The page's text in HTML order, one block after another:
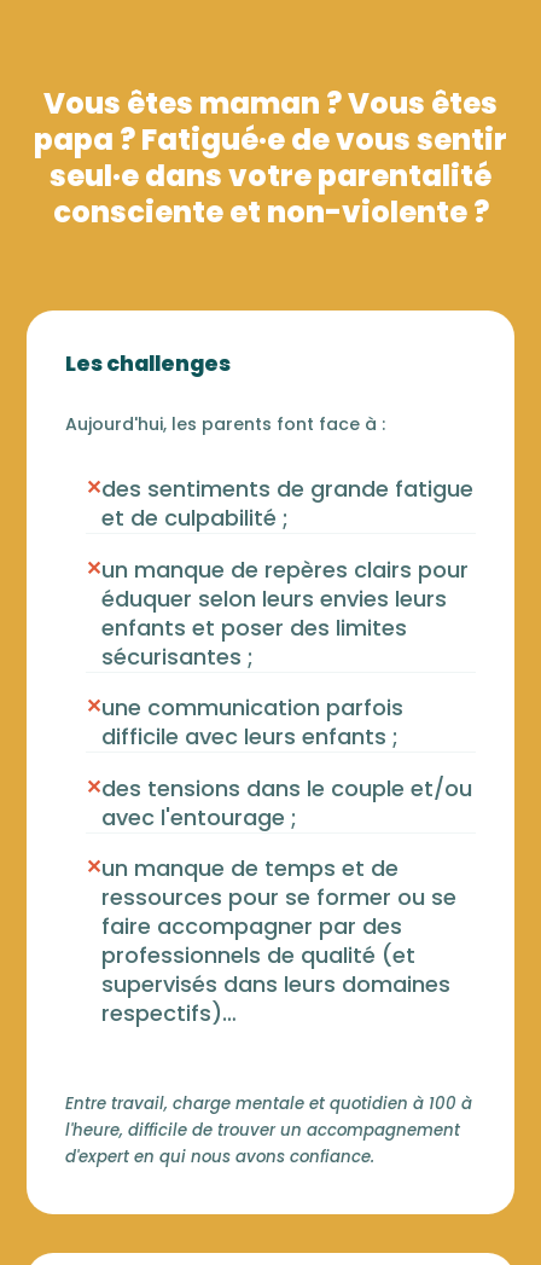
Vous êtes maman ? Vous êtes
papa ? Fatigué·e de vous sentir
seul·e dans votre parentalité
consciente et non-violente ?
Les challenges
Aujourd'hui, les parents font face à :
✕des sentiments de grande fatigue
et de culpabilité ;
✕un manque de repères clairs pour
éduquer selon leurs envies leurs
enfants et poser des limites
sécurisantes ;
✕une communication parfois
difficile avec leurs enfants ;
✕des tensions dans le couple et/ou
avec l'entourage ;
✕un manque de temps et de
ressources pour se former ou se
faire accompagner par des
professionnels de qualité (et
supervisés dans leurs domaines
respectifs)…
Entre travail, charge mentale et quotidien à 100 à
l'heure, difficile de trouver un accompagnement
d'expert en qui nous avons confiance.